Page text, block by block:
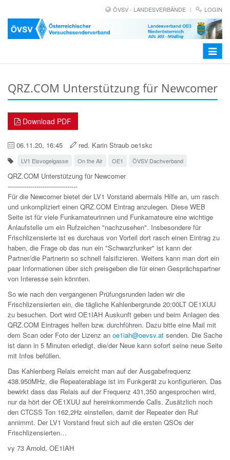
ÖVSV - LANDESVERBÄNDE LOGIN
Toggle
QRZ.COM Unterstützung für Newcomer
Download PDF
06.11.20, 16:45 red. Karin Straub oe1skc
LV1 Eisvogelgasse On the Air OE1 ÖVSV Dachverband
QRZ.COM Unterstützung für Newcomer
----------------------------------
Für die Newcomer bietet der LV1 Vorstand abermals Hilfe an, um rasch
und unkompliziert einen QRZ.COM Eintrag anzulegen. Diese WEB
Seite ist für viele Funkamateurinnen und Funkamateure eine wichtige
Anlaufstelle um ein Rufzeichen "nachzusehen". Insbesondere für
Frischlizensierte ist es durchaus von Vorteil dort rasch einen Eintrag zu
haben, die Frage ob das nun ein "Schwarzfunker" ist kann der
Partner/die Partnerin so schnell falsifizieren. Weiters kann man dort ein
paar Informationen über sich preisgeben die für einen Gesprächspartner
von Interesse sein könnten.
So wie nach den vergangenen Prüfungsrunden laden wir die
Frischlizensierten ein, die tägliche Kahlenbergrunde 20:00LT OE1XUU
zu besuchen. Dort wird OE1IAH Auskunft geben und beim Anlagen des
QRZ.COM Eintrages helfen bzw. durchführen. Dazu bitte eine Mail mit
dem Scan oder Foto der Lizenz an oe1iah@oevsv.at senden. Die Sache
ist dann in 5 Minuten erledigt, die/der Neue kann sofort seine neue Seite
mit Infos befüllen.
Das Kahlenberg Relais erreicht man auf der Ausgabefrequenz
438.950MHz, die Repeaterablage ist im Funkgerät zu konfigurieren. Das
bewirkt dass das Relais auf der Frequenz 431,350 angesprochen wird,
nur da hört der OE1XUU auf hereinkommende Calls. Zusätzlich noch
den CTCSS Ton 162,2Hz einstellen, damit der Repeater den Ruf
annimmt. Der LV1 Vorstand freut sich auf die ersten QSOs der
Frischlizensierten…
vy 73 Arnold, OE1IAH